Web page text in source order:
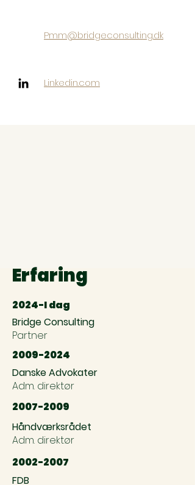
Pmm@bridgeconsulting.dk
Linkedin.com
Erfaring
2024-I dag
Bridge Consulting
Partner
2009-2024
Danske Advokater
Adm. direktør
2007-2009
Håndværksrådet
Adm. direktør
2002-2007
FDB